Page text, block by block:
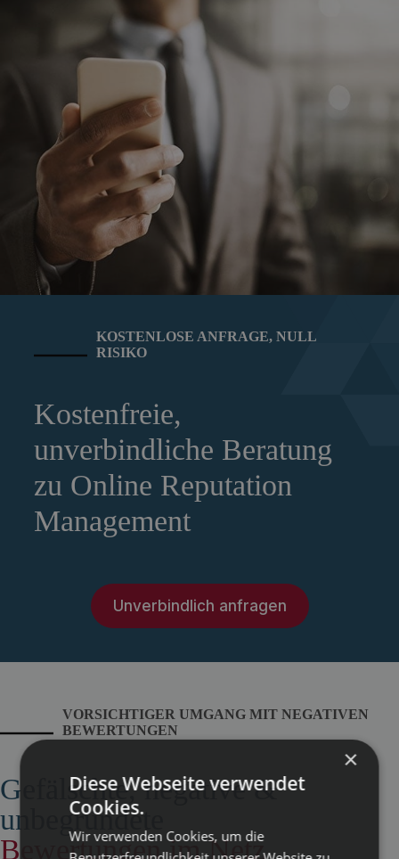
KOSTENLOSE ANFRAGE, NULL
RISIKO
Kostenfreie,
unverbindliche Beratung
zu Online Reputation
Management
Unverbindlich anfragen
VORSICHTIGER UMGANG MIT NEGATIVEN
BEWERTUNGEN
Gefälschte, negative &
unbegründete
Bewertungen im Netz
×
Diese Webseite verwendet
Cookies.
Wir verwenden Cookies, um die